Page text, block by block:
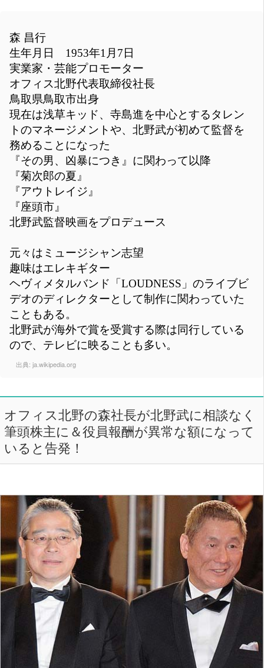
森 昌行
生年月日 1953年1月7日
実業家・芸能プロモーター
オフィス北野代表取締役社長
鳥取県鳥取市出身
現在は浅草キッド、寺島進を中心とするタレン
トのマネージメントや、北野武が初めて監督を
務めることになった
『その男、凶暴につき』に関わって以降
『菊次郎の夏』
『アウトレイジ』
『座頭市』
北野武監督映画をプロデュース
元々はミュージシャン志望
趣味はエレキギター
ヘヴィメタルバンド「LOUDNESS」のライブビ
デオのディレクターとして制作に関わっていた
こともある。
北野武が海外で賞を受賞する際は同行している
ので、テレビに映ることも多い。
出典: ja.wikipedia.org
オフィス北野の森社長が北野武に相談なく
筆頭株主に＆役員報酬が異常な額になって
いると告発！